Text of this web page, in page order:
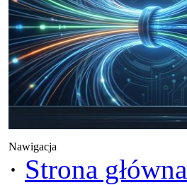
Nawigacja
· Strona główna